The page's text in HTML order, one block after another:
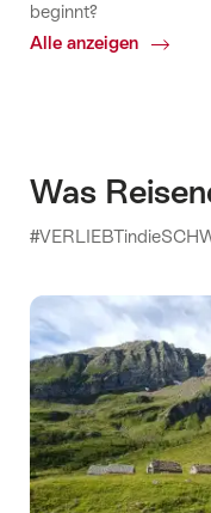
beginnt?
Alle anzeigen
Blätter?
Was
Der
folgende
Inhalt
stammt
von
einem
Drittanbieter
(Instagram)
und